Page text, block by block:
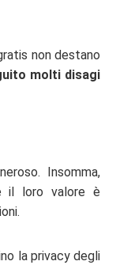
non destano
molti disagi
Insomma,
il loro valore è
la privacy degli